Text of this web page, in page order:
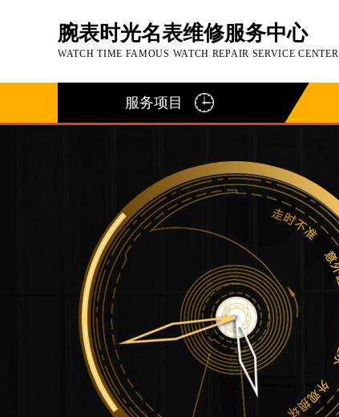
腕表时光名表维修服务中心
WATCH TIME FAMOUS WATCH REPAIR SERVICE CENTER
服务项目